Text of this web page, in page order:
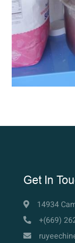
Get In
14934
+(669)